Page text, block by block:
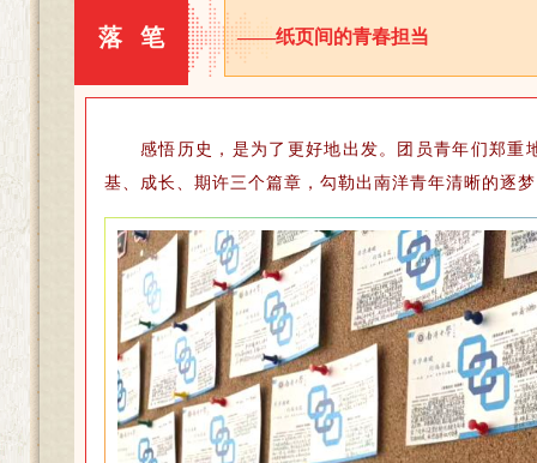
落 笔 ——纸页间的青春担当
感悟历史，是为了更好地出发。团员青年们郑
基、成长、期许三个篇章，勾勒出南洋青年清晰的逐